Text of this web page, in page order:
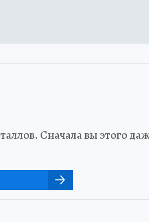
Сначала вы этого